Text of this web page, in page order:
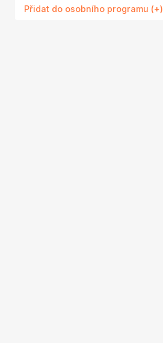
Přidat do osobního programu (+)